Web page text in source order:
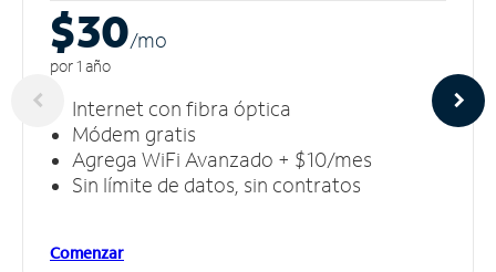
$30/mo
por 1 año
Internet con fibra óptica
Módem gratis
Agrega WiFi Avanzado + $10/mes
Sin límite de datos, sin contratos
Comenzar